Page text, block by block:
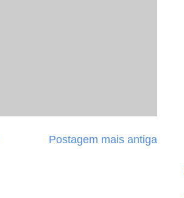
Postagem mais antiga